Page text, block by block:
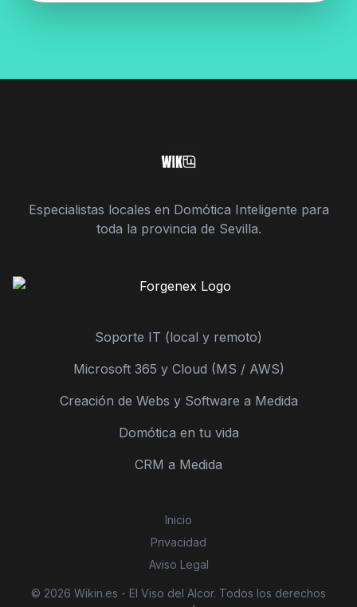
Especialistas locales en Domótica Inteligente para
toda la provincia de Sevilla.
Soporte IT (local y remoto)
Microsoft 365 y Cloud (MS / AWS)
Creación de Webs y Software a Medida
Domótica en tu vida
CRM a Medida
Inicio
Privacidad
Aviso Legal
© 2026 Wikin.es - El Viso del Alcor. Todos los derechos